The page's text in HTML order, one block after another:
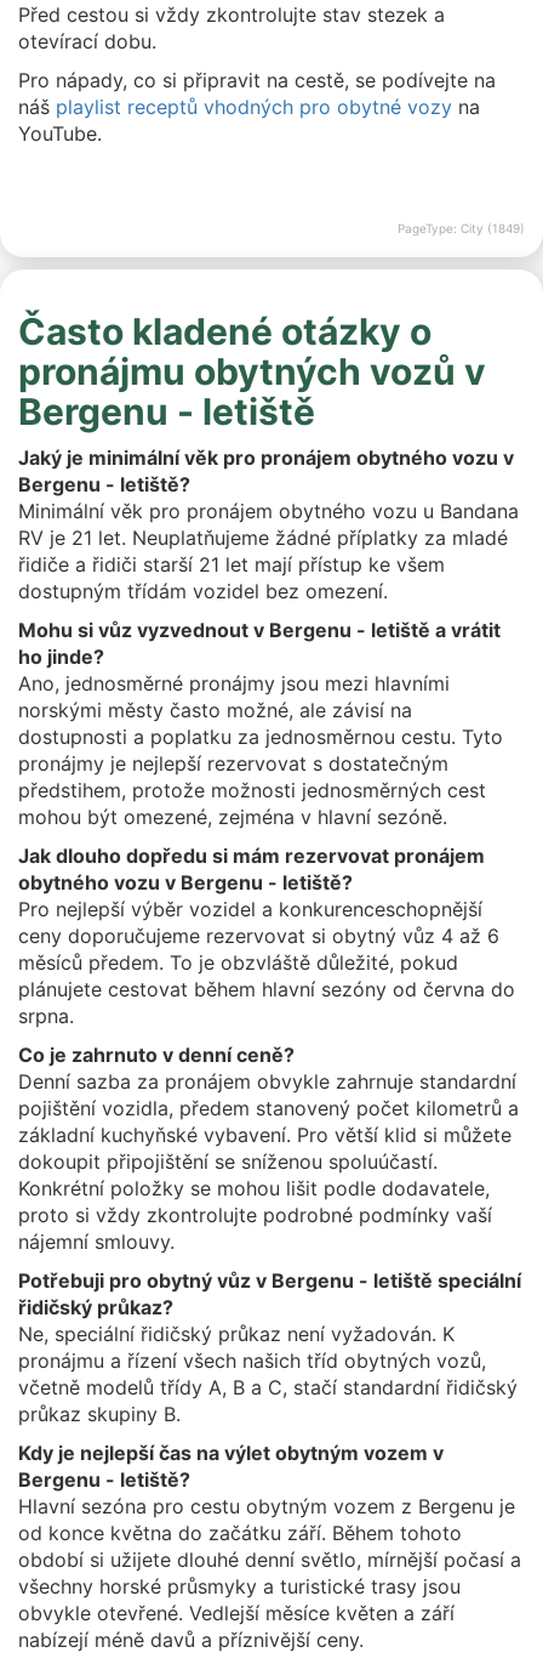
Před cestou si vždy zkontrolujte stav stezek a
otevírací dobu.
Pro nápady, co si připravit na cestě, se podívejte na
náš playlist receptů vhodných pro obytné vozy na
YouTube.
PageType: City (1849)
Často kladené otázky o
pronájmu obytných vozů v
Bergenu - letiště
Jaký je minimální věk pro pronájem obytného vozu v
Bergenu - letiště?
Minimální věk pro pronájem obytného vozu u Bandana
RV je 21 let. Neuplatňujeme žádné příplatky za mladé
řidiče a řidiči starší 21 let mají přístup ke všem
dostupným třídám vozidel bez omezení.
Mohu si vůz vyzvednout v Bergenu - letiště a vrátit
ho jinde?
Ano, jednosměrné pronájmy jsou mezi hlavními
norskými městy často možné, ale závisí na
dostupnosti a poplatku za jednosměrnou cestu. Tyto
pronájmy je nejlepší rezervovat s dostatečným
předstihem, protože možnosti jednosměrných cest
mohou být omezené, zejména v hlavní sezóně.
Jak dlouho dopředu si mám rezervovat pronájem
obytného vozu v Bergenu - letiště?
Pro nejlepší výběr vozidel a konkurenceschopnější
ceny doporučujeme rezervovat si obytný vůz 4 až 6
měsíců předem. To je obzvláště důležité, pokud
plánujete cestovat během hlavní sezóny od června do
srpna.
Co je zahrnuto v denní ceně?
Denní sazba za pronájem obvykle zahrnuje standardní
pojištění vozidla, předem stanovený počet kilometrů a
základní kuchyňské vybavení. Pro větší klid si můžete
dokoupit připojištění se sníženou spoluúčastí.
Konkrétní položky se mohou lišit podle dodavatele,
proto si vždy zkontrolujte podrobné podmínky vaší
nájemní smlouvy.
Potřebuji pro obytný vůz v Bergenu - letiště speciální
řidičský průkaz?
Ne, speciální řidičský průkaz není vyžadován. K
pronájmu a řízení všech našich tříd obytných vozů,
včetně modelů třídy A, B a C, stačí standardní řidičský
průkaz skupiny B.
Kdy je nejlepší čas na výlet obytným vozem v
Bergenu - letiště?
Hlavní sezóna pro cestu obytným vozem z Bergenu je
od konce května do začátku září. Během tohoto
období si užijete dlouhé denní světlo, mírnější počasí a
všechny horské průsmyky a turistické trasy jsou
obvykle otevřené. Vedlejší měsíce květen a září
nabízejí méně davů a příznivější ceny.